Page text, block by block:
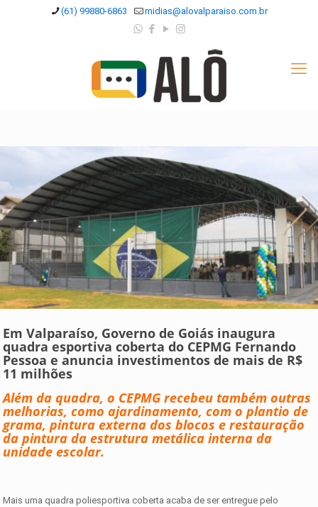
(61) 99880-6863 midias@alovalparaiso.com.br
Em Valparaíso, Governo de Goiás inaugura
quadra esportiva coberta do CEPMG Fernando
Pessoa e anuncia investimentos de mais de R$
11 milhões
Além da quadra, o CEPMG recebeu também outras
melhorias, como ajardinamento, com o plantio de
grama, pintura externa dos blocos e restauração
da pintura da estrutura metálica interna da
unidade escolar.
Mais uma quadra poliesportiva coberta acaba de ser entregue pelo